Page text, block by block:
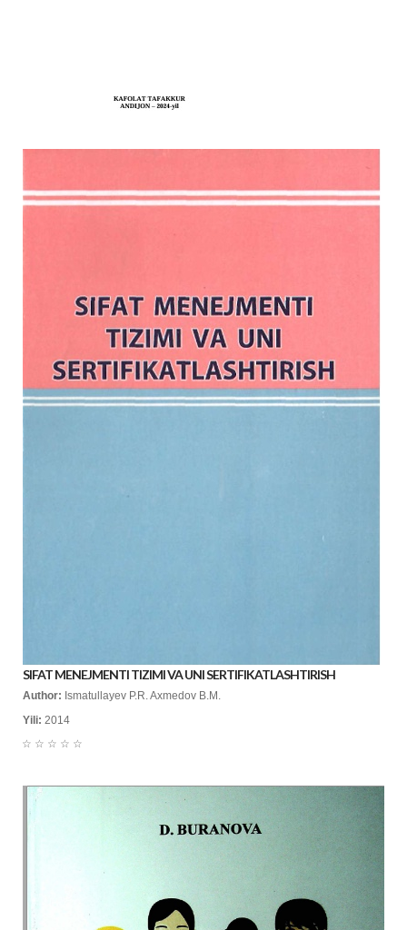
SIFAT MENEJMENTI TIZIMI VA UNI SERTIFIKATLASHTIRISH
Author: Ismatullayev P.R. Axmedov B.M.
Yili: 2014
☆
☆
☆
☆
☆